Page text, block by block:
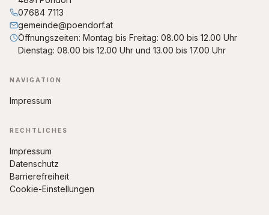
07684 7113
gemeinde@poendorf.at
Öffnungszeiten: Montag bis Freitag: 08.00 bis 12.00 Uhr
Dienstag: 08.00 bis 12.00 Uhr und 13.00 bis 17.00 Uhr
NAVIGATION
Impressum
RECHTLICHES
Impressum
Datenschutz
Barrierefreiheit
Cookie-Einstellungen